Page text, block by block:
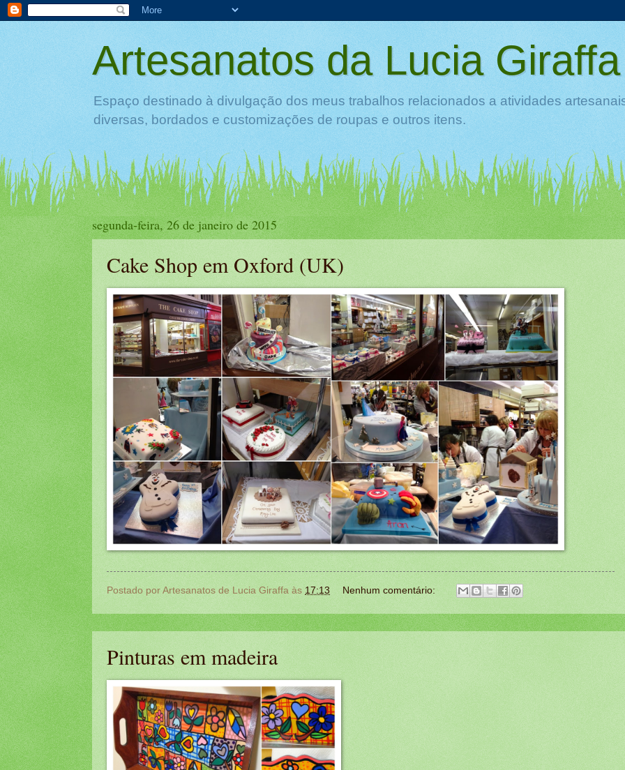
Artesanatos da Lucia Giraffa
Espaço destinado à divulgação dos meus trabalhos relacionados a atividades
diversas, bordados e customizações de roupas e outros itens.
segunda-feira, 26 de janeiro de 2015
Cake Shop em Oxford (UK)
Postado por Artesanatos de Lucia Giraffa às 17:13 Nenhum comentário:
Pinturas em madeira